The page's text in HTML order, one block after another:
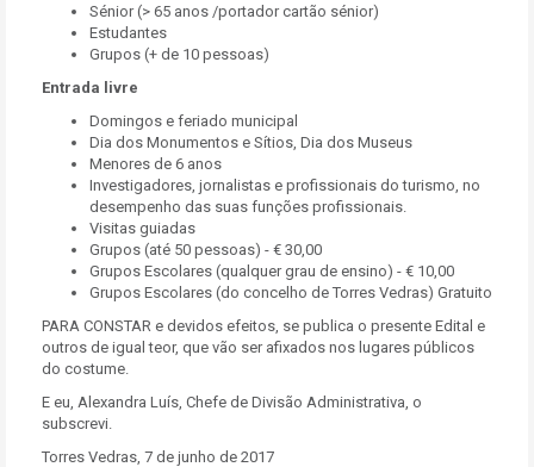
Sénior (> 65 anos /portador cartão sénior)
Estudantes
Grupos (+ de 10 pessoas)
Entrada livre
Domingos e feriado municipal
Dia dos Monumentos e Sítios, Dia dos Museus
Menores de 6 anos
Investigadores, jornalistas e profissionais do turismo, no
desempenho das suas funções profissionais.
Visitas guiadas
Grupos (até 50 pessoas) - € 30,00
Grupos Escolares (qualquer grau de ensino) - € 10,00
Grupos Escolares (do concelho de Torres Vedras) Gratuito
PARA CONSTAR e devidos efeitos, se publica o presente Edital e
outros de igual teor, que vão ser afixados nos lugares públicos
do costume.
E eu, Alexandra Luís, Chefe de Divisão Administrativa, o
subscrevi.
Torres Vedras, 7 de junho de 2017